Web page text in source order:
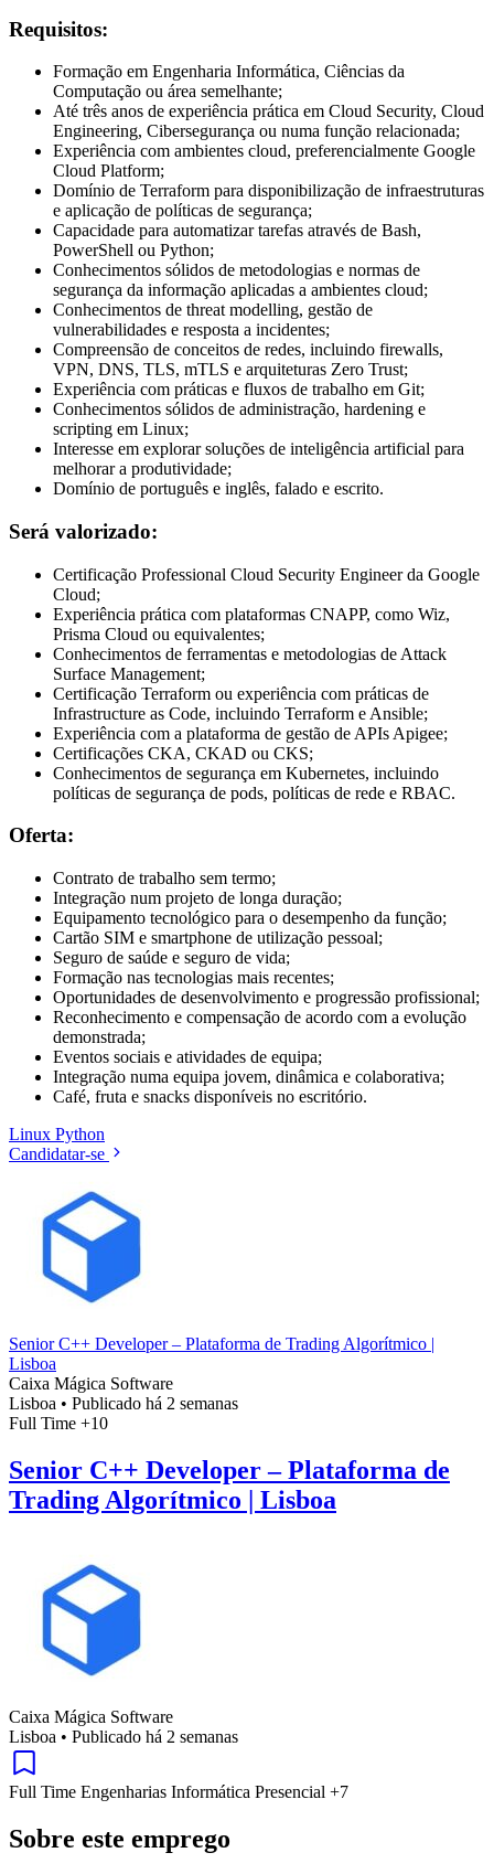
Requisitos:
Formação em Engenharia Informática, Ciências da
Computação ou área semelhante;
Até três anos de experiência prática em Cloud Security, Cloud
Engineering, Cibersegurança ou numa função relacionada;
Experiência com ambientes cloud, preferencialmente Google
Cloud Platform;
Domínio de Terraform para disponibilização de infraestruturas
e aplicação de políticas de segurança;
Capacidade para automatizar tarefas através de Bash,
PowerShell ou Python;
Conhecimentos sólidos de metodologias e normas de
segurança da informação aplicadas a ambientes cloud;
Conhecimentos de threat modelling, gestão de
vulnerabilidades e resposta a incidentes;
Compreensão de conceitos de redes, incluindo firewalls,
VPN, DNS, TLS, mTLS e arquiteturas Zero Trust;
Experiência com práticas e fluxos de trabalho em Git;
Conhecimentos sólidos de administração, hardening e
scripting em Linux;
Interesse em explorar soluções de inteligência artificial para
melhorar a produtividade;
Domínio de português e inglês, falado e escrito.
Será valorizado:
Certificação Professional Cloud Security Engineer da Google
Cloud;
Experiência prática com plataformas CNAPP, como Wiz,
Prisma Cloud ou equivalentes;
Conhecimentos de ferramentas e metodologias de Attack
Surface Management;
Certificação Terraform ou experiência com práticas de
Infrastructure as Code, incluindo Terraform e Ansible;
Experiência com a plataforma de gestão de APIs Apigee;
Certificações CKA, CKAD ou CKS;
Conhecimentos de segurança em Kubernetes, incluindo
políticas de segurança de pods, políticas de rede e RBAC.
Oferta:
Contrato de trabalho sem termo;
Integração num projeto de longa duração;
Equipamento tecnológico para o desempenho da função;
Cartão SIM e smartphone de utilização pessoal;
Seguro de saúde e seguro de vida;
Formação nas tecnologias mais recentes;
Oportunidades de desenvolvimento e progressão profissional;
Reconhecimento e compensação de acordo com a evolução
demonstrada;
Eventos sociais e atividades de equipa;
Integração numa equipa jovem, dinâmica e colaborativa;
Café, fruta e snacks disponíveis no escritório.
Linux Python
Candidatar-se
Senior C++ Developer – Plataforma de Trading Algorítmico |
Lisboa
Caixa Mágica Software
Lisboa • Publicado há 2 semanas
Full Time +10
Senior C++ Developer – Plataforma de
Trading Algorítmico | Lisboa
Caixa Mágica Software
Lisboa • Publicado há 2 semanas
Full Time Engenharias Informática Presencial +7
Sobre este emprego